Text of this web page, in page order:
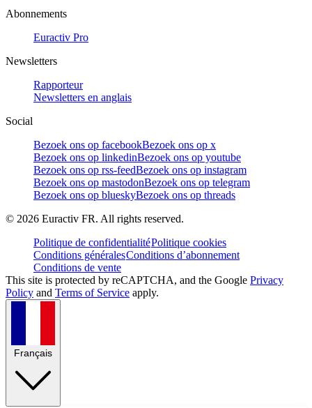
Abonnements
Euractiv Pro
Newsletters
Rapporteur
Newsletters en anglais
Social
Bezoek ons op facebookBezoek ons op x
Bezoek ons op linkedinBezoek ons op youtube
Bezoek ons op rss-feedBezoek ons op instagram
Bezoek ons op mastodonBezoek ons op telegram
Bezoek ons op blueskyBezoek ons op threads
© 2026 Euractiv FR. All rights reserved.
Politique de confidentialitéPolitique cookies
Conditions généralesConditions d’abonnement
Conditions de vente
This site is protected by reCAPTCHA, and the Google Privacy
Policy and Terms of Service apply.
Français